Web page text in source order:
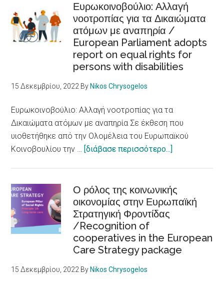
health
το
βραβείο
πόλης
προσβάσιμης
σε
άτομα
με
/Skellefteå
city
accessible
to
disabilities
Ευρωκοινοβούλιο: Αλλαγή
νοοτροπίας για τα Δικαιώματα
ατόμων με αναπηρία /
European Parliament adopts
report on equal rights for
persons with disabilities
15 Δεκεμβρίου, 2022 By Nikos Chrysogelos
Ευρωκοινοβούλιο: Αλλαγή νοοτροπίας για τα
Δικαιώματα ατόμων με αναπηρία Σε έκθεση που
υιοθετήθηκε από την Ολομέλεια του Ευρωπαϊκού
Κοινοβουλίου την … [διάβασε περισσότερο...]
νοοτροπίας
για
ατόμων
με
Ο ρόλος της κοινωνικής
οικονομίας στην Ευρωπαϊκή
Στρατηγική Φροντίδας
/Recognition of
cooperatives in the European
Care Strategy package
15 Δεκεμβρίου, 2022 By Nikos Chrysogelos